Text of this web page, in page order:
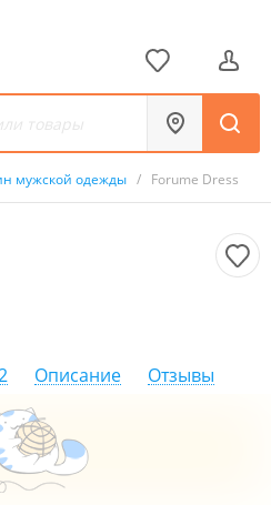
мужской одежды / Forume Dress
Описание Отзывы